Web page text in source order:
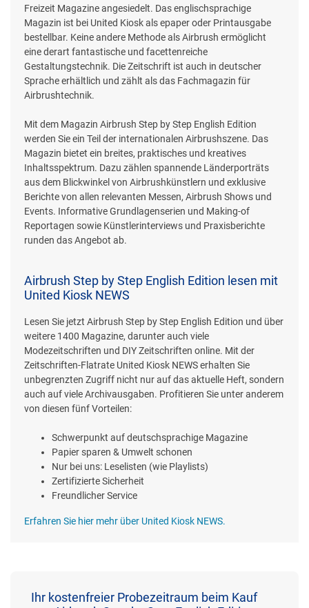
Freizeit Magazine angesiedelt. Das englischsprachige
Magazin ist bei United Kiosk als epaper oder Printausgabe
bestellbar. Keine andere Methode als Airbrush ermöglicht
eine derart fantastische und facettenreiche
Gestaltungstechnik. Die Zeitschrift ist auch in deutscher
Sprache erhältlich und zählt als das Fachmagazin für
Airbrushtechnik.
Mit dem Magazin Airbrush Step by Step English Edition
werden Sie ein Teil der internationalen Airbrushszene. Das
Magazin bietet ein breites, praktisches und kreatives
Inhaltsspektrum. Dazu zählen spannende Länderporträts
aus dem Blickwinkel von Airbrushkünstlern und exklusive
Berichte von allen relevanten Messen, Airbrush Shows und
Events. Informative Grundlagenserien und Making-of
Reportagen sowie Künstlerinterviews und Praxisberichte
runden das Angebot ab.
Airbrush Step by Step English Edition lesen mit
United Kiosk NEWS
Lesen Sie jetzt Airbrush Step by Step English Edition und über
weitere 1400 Magazine, darunter auch viele
Modezeitschriften und DIY Zeitschriften online. Mit der
Zeitschriften-Flatrate United Kiosk NEWS erhalten Sie
unbegrenzten Zugriff nicht nur auf das aktuelle Heft, sondern
auch auf viele Archivausgaben. Profitieren Sie unter anderem
von diesen fünf Vorteilen:
Schwerpunkt auf deutschsprachige Magazine
Papier sparen & Umwelt schonen
Nur bei uns: Leselisten (wie Playlists)
Zertifizierte Sicherheit
Freundlicher Service
Erfahren Sie hier mehr über United Kiosk NEWS.
Ihr kostenfreier Probezeitraum beim Kauf